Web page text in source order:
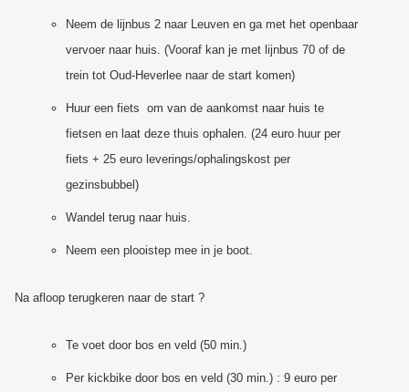
Neem de lijnbus 2 naar Leuven en ga met het openbaar
vervoer naar huis. (Vooraf kan je met lijnbus 70 of de
trein tot Oud-Heverlee naar de start komen)
Huur een fiets om van de aankomst naar huis te
fietsen en laat deze thuis ophalen. (24 euro huur per
fiets + 25 euro leverings/ophalingskost per
gezinsbubbel)
Wandel terug naar huis.
Neem een plooistep mee in je boot.
Na afloop terugkeren naar de start ?
Te voet door bos en veld (50 min.)
Per kickbike door bos en veld (30 min.) : 9 euro per